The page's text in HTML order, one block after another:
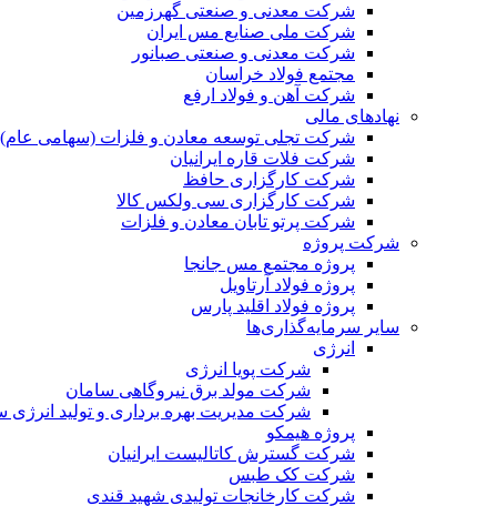
شرکت معدنی و صنعتی گهرزمین
شرکت ملی صنایع مس ایران
شرکت معدنی و صنعتی صبانور
مجتمع فولاد خراسان
شرکت آهن و فولاد ارفع
نهادهای مالی
شرکت تجلی توسعه معادن و فلزات (سهامی عام)
شرکت فلات قاره ایرانیان
شرکت کارگزاری حافظ
شرکت کارگزاری سی ولکس کالا
شرکت پرتو تابان معادن و فلزات
شرکت پروژه
پروژه مجتمع مس جانجا
پروژه فولاد آرتاویل
پروژه فولاد اقلید پارس
سایر سرمایه‌گذاری‌ها
انرژی
شرکت پویا انرژی
شرکت مولد برق نیروگاهی سامان
شرکت مدیریت بهره برداری و تولید انرژی
پروژه هیمکو
شرکت گسترش کاتالیست ایرانیان
شرکت کک طبس
شرکت کارخانجات تولیدی شهید قندی